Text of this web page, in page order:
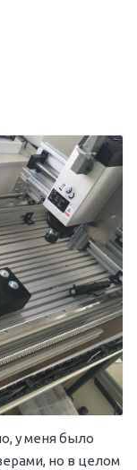
у меня было
но в целом